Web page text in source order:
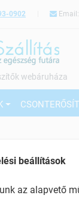
0902 Email:
webáruháza
beállítások
az alapvető